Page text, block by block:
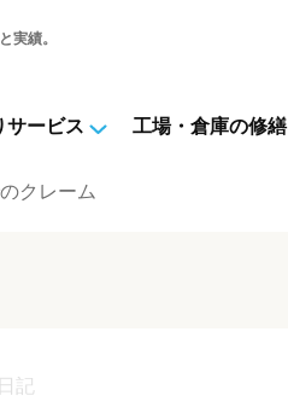
実績。
サービス 工場・倉庫の修繕
クレーム
記